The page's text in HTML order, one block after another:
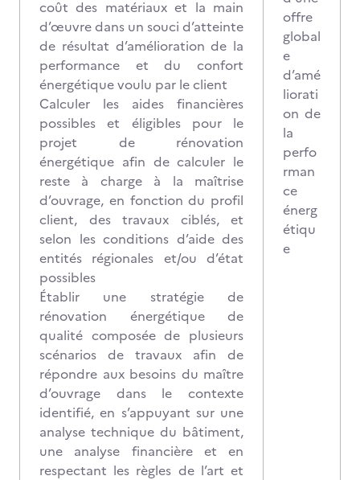
coût des matériaux et la main
d’œuvre dans un souci d’atteinte
de résultat d’amélioration de la
performance et du confort
énergétique voulu par le client
Calculer les aides financières
possibles et éligibles pour le
projet de rénovation
énergétique afin de calculer le
reste à charge à la maîtrise
d’ouvrage, en fonction du profil
client, des travaux ciblés, et
selon les conditions d’aide des
entités régionales et/ou d’état
possibles
Établir une stratégie de
rénovation énergétique de
qualité composée de plusieurs
scénarios de travaux afin de
répondre aux besoins du maître
d’ouvrage dans le contexte
identifié, en s’appuyant sur une
analyse technique du bâtiment,
une analyse financière et en
respectant les règles de l’art et
offre
global
e
d’amé
liorati
on de
la
perfo
rman
ce
énerg
étiqu
e